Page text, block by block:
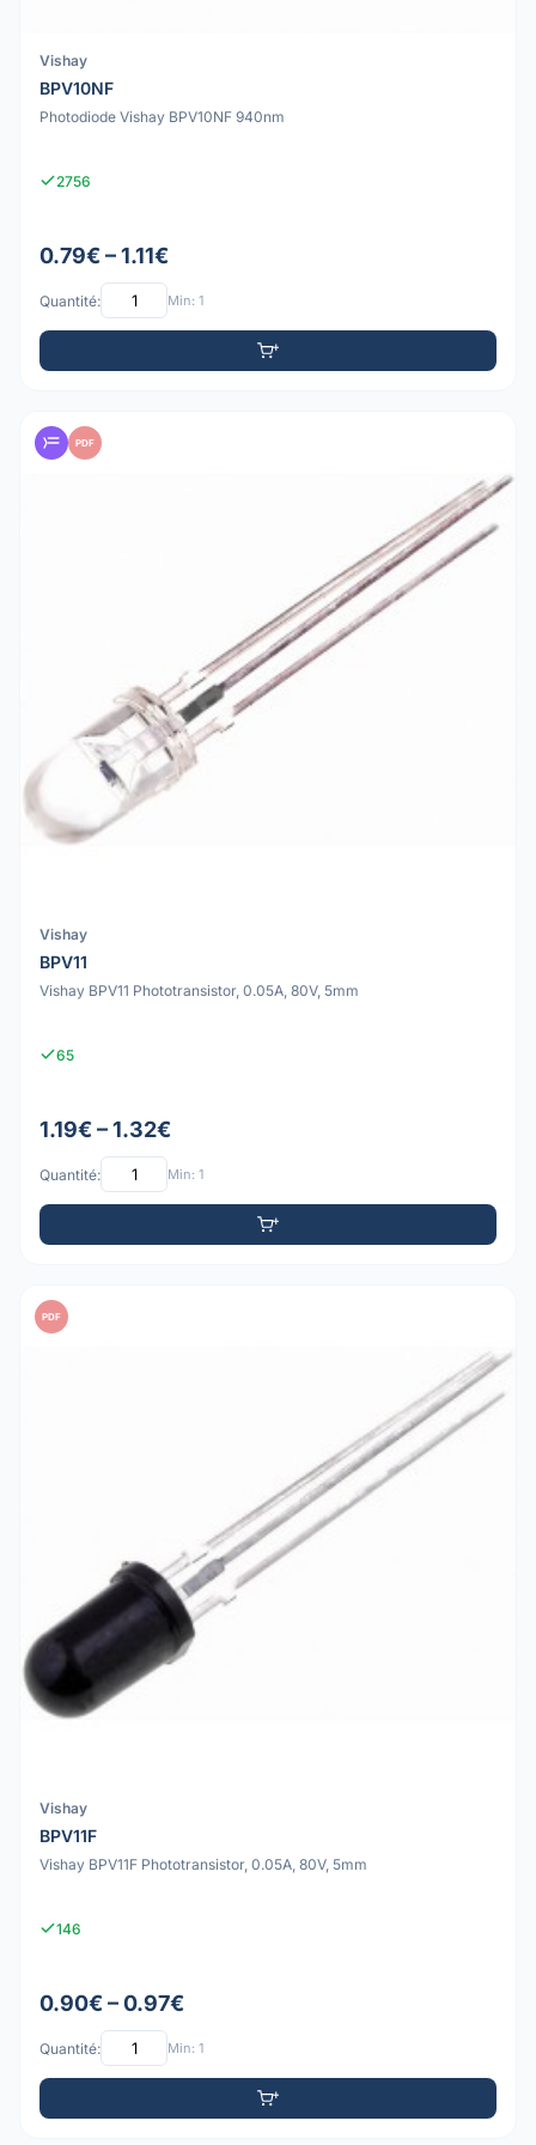
Vishay
BPV10NF
Photodiode Vishay BPV10NF 940nm
2756
0.79€ – 1.11€
Quantité: Min: 1
PDF
Vishay
BPV11
Vishay BPV11 Phototransistor, 0.05A, 80V, 5mm
65
1.19€ – 1.32€
Quantité: Min: 1
PDF
Vishay
BPV11F
Vishay BPV11F Phototransistor, 0.05A, 80V, 5mm
146
0.90€ – 0.97€
Quantité: Min: 1